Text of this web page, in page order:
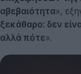
αβεβαιότητα»,
ξεκάθαρο: δεν
αλλά πότε».